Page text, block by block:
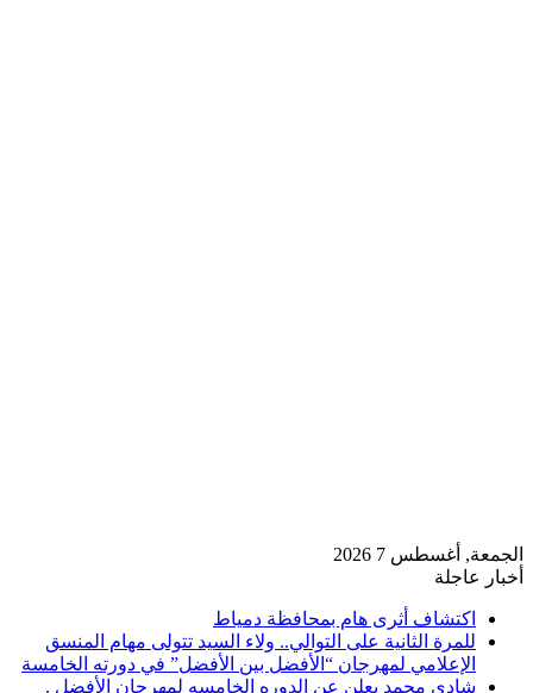
الجمعة, أغسطس 7 2026
أخبار عاجلة
اكتشاف أثرى هام بمحافظة دمياط
للمرة الثانية على التوالي.. ولاء السيد تتولى مهام المنسق
الإعلامي لمهرجان “الأفضل بين الأفضل” في دورته الخامسة
شادي محمد يعلن عن الدوره الخامسه لمهرجان الأفضل .